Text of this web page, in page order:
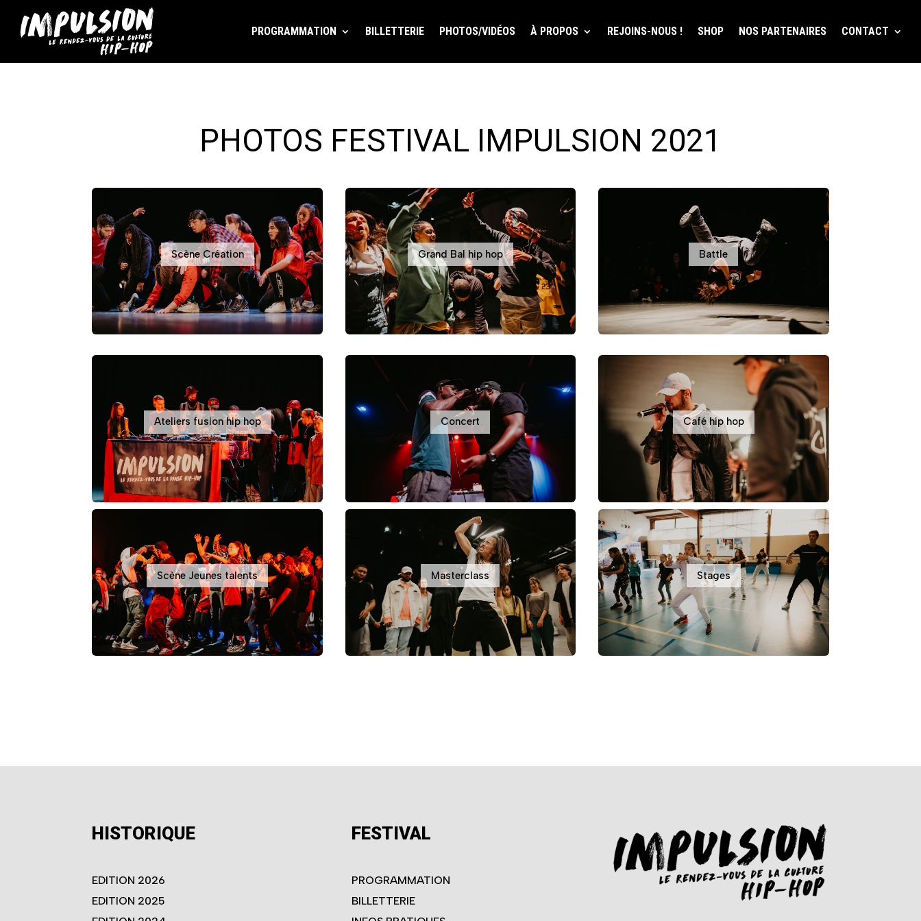
PROGRAMMATION BILLETTERIE PHOTOS/VIDÉOS À PROPOS REJOINS-NOUS ! SHOP NOS PARTENAIRES CONTACT
PHOTOS FESTIVAL IMPULSION 2021
Scène Création Grand Bal hip hop Battle
Ateliers fusion hip hop Concert Café hip hop
Scène Jeunes talents Masterclass Stages
HISTORIQUE
EDITION 2026
EDITION 2025
FESTIVAL
PROGRAMMATION
BILLETTERIE